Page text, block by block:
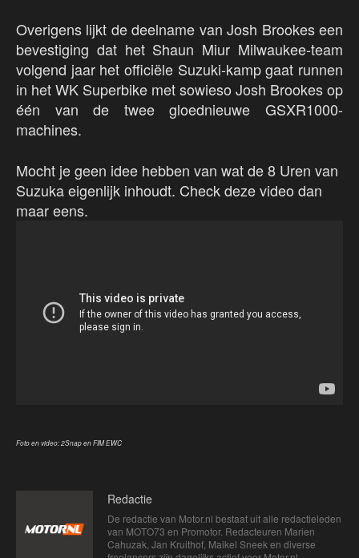
Overigens lijkt de deelname van Josh Brookes een
bevestiging dat het Shaun Miur Milwaukee-team
volgend jaar het officiële Suzuki-kamp gaat runnen
in het WK Superbike met sowieso Josh Brookes op
één van de twee gloednieuwe GSXR1000-
machines.
Mocht je geen idee hebben van wat de 8 Uren van
Suzuka eigenlijk inhoudt. Check deze video dan
maar eens.
Foto en video: 2Snap en FIM EWC
Redactie
De redactie van Motor.nl bestaat uit alle redactieleden
van MOTO73 en Promotor. Redacteuren Marien
Cahuzak, Jan Kruithof, Maikel Sneek en diverse